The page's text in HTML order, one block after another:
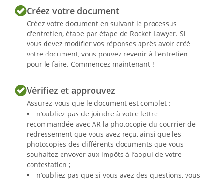
Créez votre document
Créez votre document en suivant le processus
d'entretien, étape par étape de Rocket Lawyer. Si
vous devez modifier vos réponses après avoir créé
votre document, vous pouvez revenir à l'entretien
pour le faire. Commencez maintenant !
Vérifiez et approuvez
Assurez-vous que le document est complet :
n’oubliez pas de joindre à votre lettre
recommandée avec AR la photocopie du courrier de
redressement que vous avez reçu, ainsi que les
photocopies des différents documents que vous
souhaitez envoyer aux impôts à l’appui de votre
contestation ;
n’oubliez pas que si vous avez des questions, vous